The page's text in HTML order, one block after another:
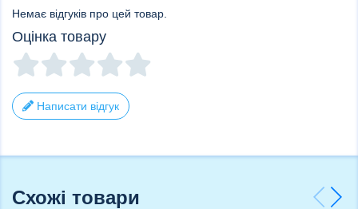
Немає відгуків про цей товар.
Оцінка товару
Написати відгук
Схожі товари